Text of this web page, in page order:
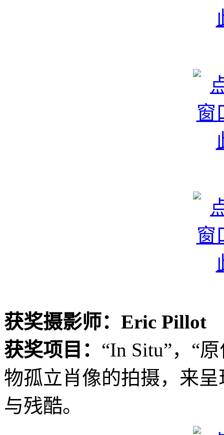
获奖摄影师：Eric Pillot
获奖项目： “In Situ”，“
物孤立肖像的拍摄，来
与残酷。